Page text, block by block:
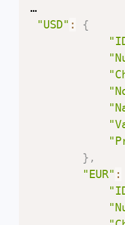
…
"USD" :
{
} ,
"EUR" :